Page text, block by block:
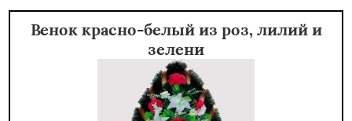
Венок красно-белый из роз, лилий и
зелени